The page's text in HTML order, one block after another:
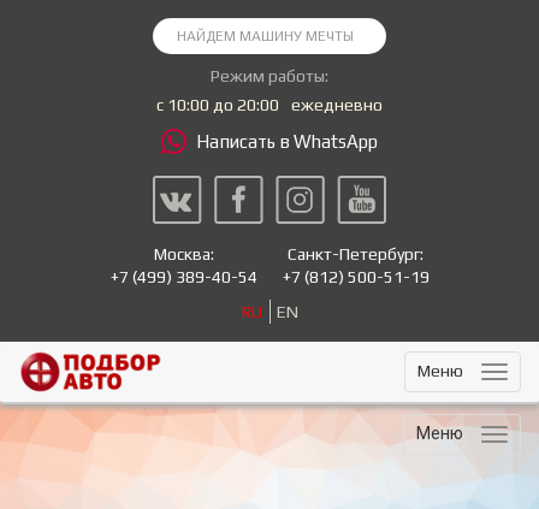
Режим работы:
с 10:00 до 20:00
ежедневно
Написать в WhatsApp
Москва:
+7 (499) 389-40-54
Санкт-Петербург:
+7 (812) 500-51-19
RU
EN
Меню
Меню